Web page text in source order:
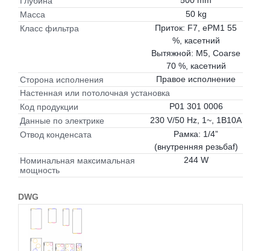
Масса
50 kg
Класс фильтра
Приток: F7, ePM1 55
%, касетний
Вытяжной: M5, Coarse
70 %, касетний
Сторона исполнения
Правое исполнение
Настенная или потолочная установка
Код продукции
P01 301 0006
Данные по электрике
230 V/50 Hz, 1~, 1B10A
Отвод конденсата
Рамка: 1/4”
(внутренняя резьбаf)
Номинальная максимальная
мощность
244 W
DWG